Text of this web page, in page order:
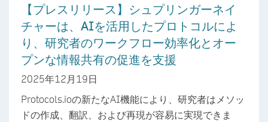
【プレスリリース】シュプリンガーネイ
チャーは、AIを活用したプロトコルによ
り、研究者のワークフロー効率化とオー
プンな情報共有の促進を支援
2025年12月19日
Protocols.ioの新たなAI機能により、研究者はメソッ
ドの作成、翻訳、および再現が容易に実現できま